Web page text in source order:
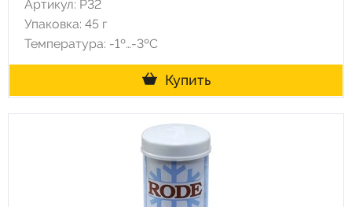
Артикул: P32
Упаковка: 45 г
Температура: -1º…-3ºC
Купить